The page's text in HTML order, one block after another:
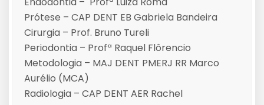
Prótese – CAP DENT EB Gabriela Bandeira
Cirurgia – Prof. Bruno Tureli
Periodontia – Profª Raquel Flôrencio
Metodologia – MAJ DENT PMERJ RR Marco
Aurélio (MCA)
Radiologia – CAP DENT AER Rachel